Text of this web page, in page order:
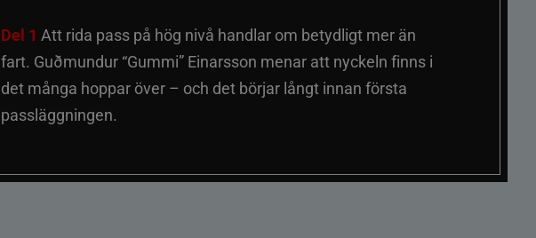
Del 1 Att rida pass på hög nivå handlar om betydligt mer än
fart. Guðmundur “Gummi” Einarsson menar att nyckeln finns i
det många hoppar över – och det börjar långt innan första
passläggningen.